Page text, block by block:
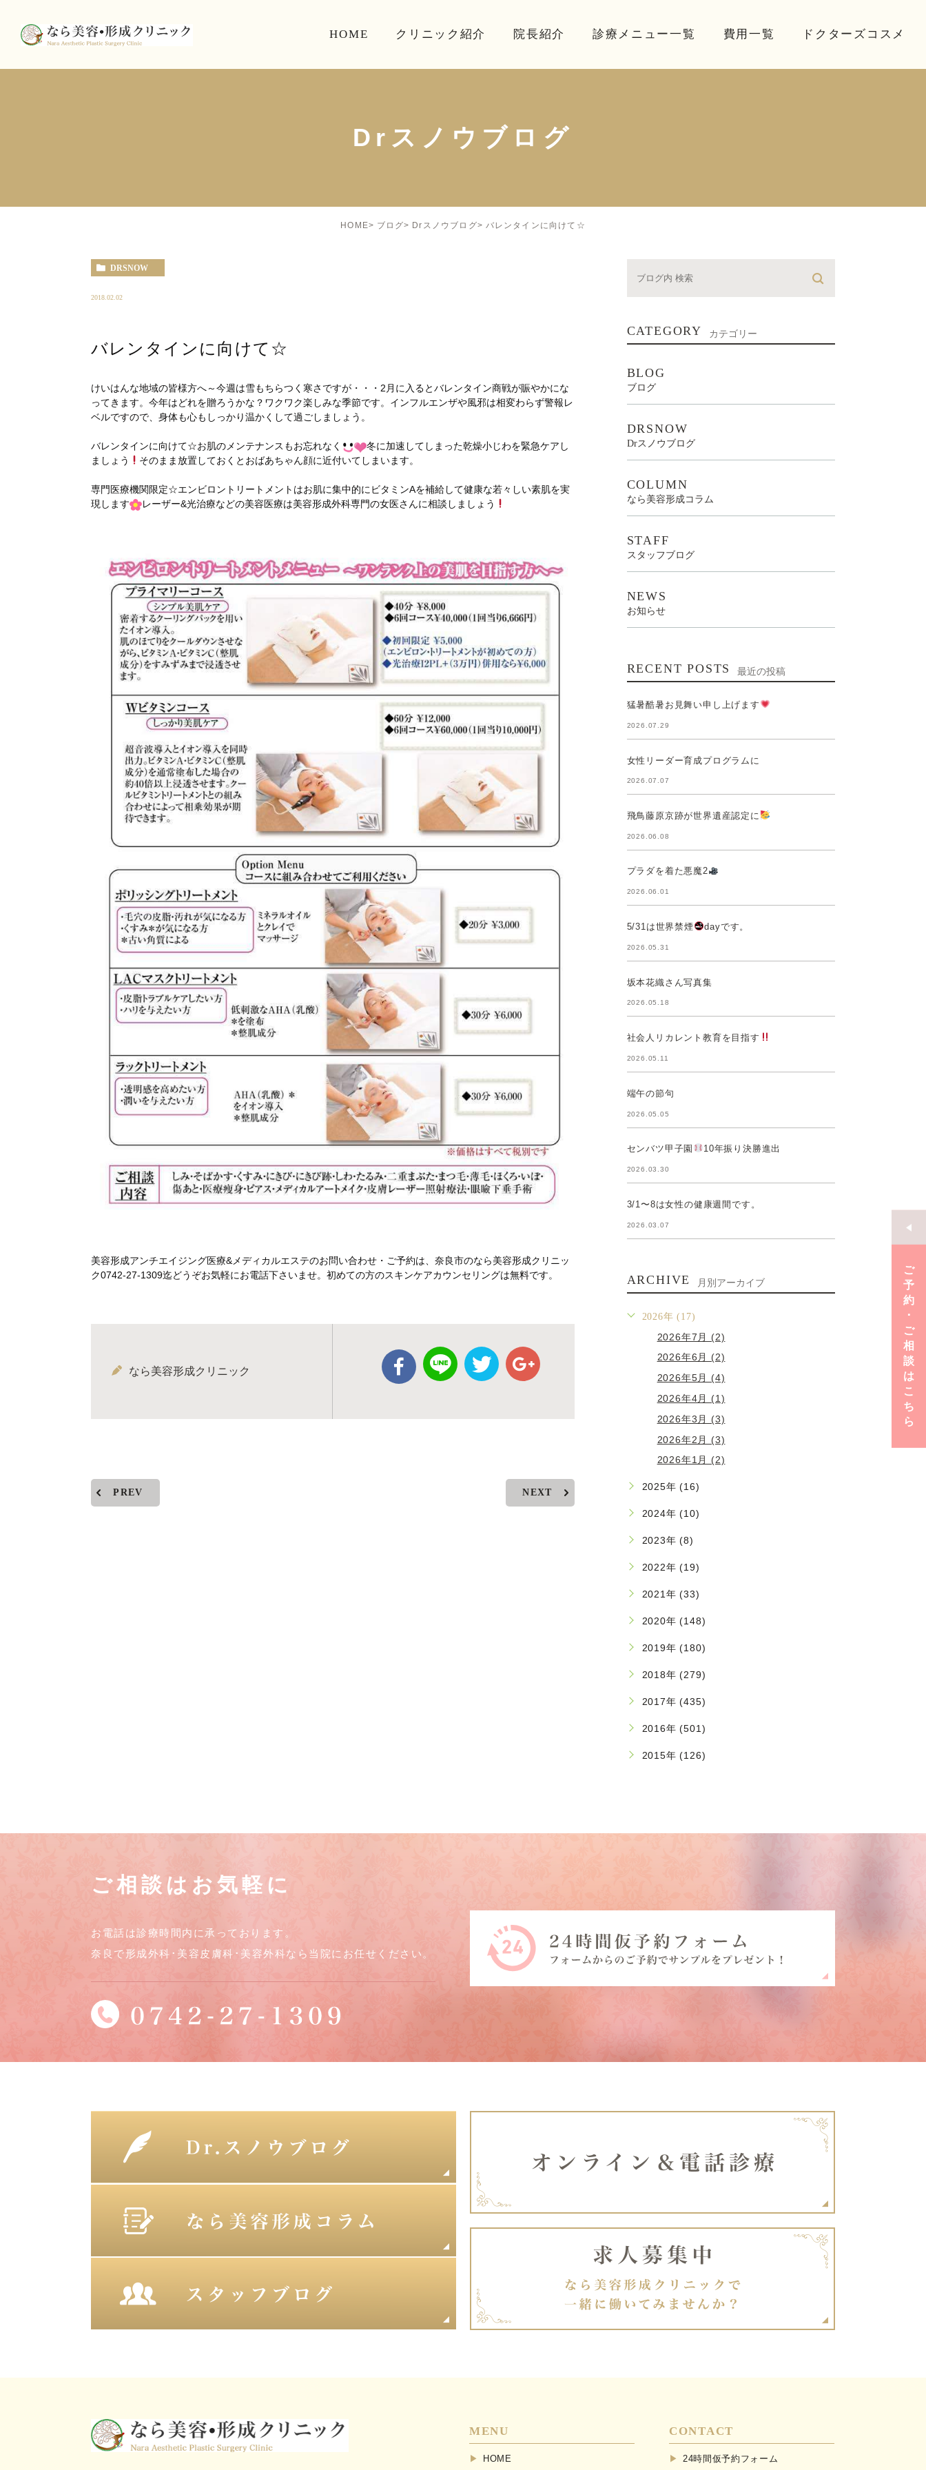
HOME クリニック紹介 院長紹介 診療メニュー一覧 費用一覧 ドクターズコスメ
ご
予
約
･
ご
相
談
は
こ
ち
ら
Drスノウブログ
HOME ブログ Drスノウブログ バレンタインに向けて☆
DRSNOW
2018.02.02
バレンタインに向けて☆
けいはんな地域の皆様方へ～今週は雪もちらつく寒さですが・・・2月に入るとバレンタイン商戦が賑やかにな
ってきます。今年はどれを贈ろうかな？ワクワク楽しみな季節です。インフルエンザや風邪は相変わらず警報レ
ベルですので、身体も心もしっかり温かくして過ごしましょう。
バレンタインに向けて☆お肌のメンテナンスもお忘れなく
冬に加速してしまった乾燥小じわを緊急ケアし
ましょう
そのまま放置しておくとおばあちゃん顔に近付いてしまいます。
専門医療機関限定☆エンビロントリートメントはお肌に集中的にビタミンAを補給して健康な若々しい素肌を実
現します
レーザー&光治療などの美容医療は美容形成外科専門の女医さんに相談しましょう
美容形成アンチエイジング医療&メディカルエステのお問い合わせ・ご予約は、奈良市のなら美容形成クリニッ
ク0742-27-1309迄どうぞお気軽にお電話下さいませ。初めての方のスキンケアカウンセリングは無料です。
なら美容形成クリニック
PREV NEXT
CATEGORY カテゴリー
BLOG
ブログ
DRSNOW
Drスノウブログ
COLUMN
なら美容形成コラム
STAFF
スタッフブログ
NEWS
お知らせ
RECENT POSTS 最近の投稿
猛暑酷暑お見舞い申し上げます
2026.07.29
女性リーダー育成プログラムに
2026.07.07
飛鳥藤原京跡が世界遺産認定に
2026.06.08
プラダを着た悪魔2
2026.06.01
5/31は世界禁煙 dayです。
2026.05.31
坂本花織さん写真集
2026.05.18
社会人リカレント教育を目指す
2026.05.11
端午の節句
2026.05.05
センバツ甲子園 10年振り決勝進出
2026.03.30
3/1〜8は女性の健康週間です。
2026.03.07
ARCHIVE 月別アーカイブ
2026年 (17)
2026年7月 (2)
2026年6月 (2)
2026年5月 (4)
2026年4月 (1)
2026年3月 (3)
2026年2月 (3)
2026年1月 (2)
2025年 (16)
2024年 (10)
2023年 (8)
2022年 (19)
2021年 (33)
2020年 (148)
2019年 (180)
2018年 (279)
2017年 (435)
2016年 (501)
2015年 (126)
ご相談はお気軽に
お電話は診療時間内に承っております。
奈良で形成外科･美容皮膚科･美容外科なら当院にお任せください。
MENU
HOME
CONTACT
24時間仮予約フォーム